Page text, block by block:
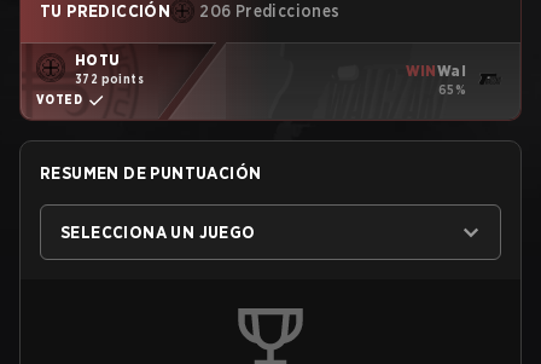
TU PREDICCIÓN 206 Predicciones
HOTU
372 points
VOTED
WINWal
65%
RESUMEN DE PUNTUACIÓN
SELECCIONA UN JUEGO